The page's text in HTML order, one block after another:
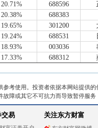
亿 129.8亿
亿 94.69亿
亿 128.9亿
亿 120.5亿
亿 116.2亿
亿 100.3亿
亿 103.3亿
亿 20.19亿
亿 56.38亿
亿 96.42亿
20.71% 688596
20.38%
688383
19.65% 301200
19.24% 688531
18.93% 003036
17.33% 688312
15.72%
688328
14.67% 001256
13.75% 001400
考使用。投资者依据本网站提供
障或其它不可抗力而导致暂停服